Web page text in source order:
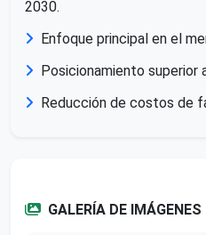
2030.
Enfoque principal en el
Posicionamiento superior
Reducción de costos de
GALERÍA DE IMÁGENES